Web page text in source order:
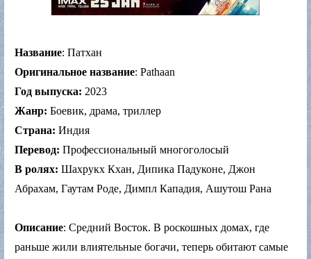
Название: Патхан
Оригинальное название: Pathaan
Год выпуска: 2023
Жанр: Боевик, драма, триллер
Страна: Индия
Перевод: Профессиональный многоголосый
В ролях: Шахрукх Кхан, Дипика Падуконе, Джон
Абрахам, Гаутам Роде, Димпл Кападия, Ашутош Рана
Описание: Средний Восток. В роскошных домах, где
раньше жили влиятельные богачи, теперь обитают самые